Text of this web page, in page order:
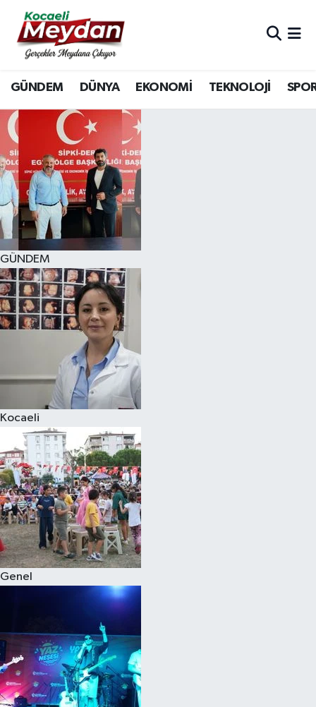
GÜNDEM DÜNYA EKONOMİ TEKNOLOJİ
GÜNDEM
Kocaeli
Genel
Nöbetçi Eczaneler
Hava Durumu
Trafik Durumu
Süper Lig Puan Durumu ve Fikstür
Tüm Manşetler
Son Dakika Haberleri
Haber Arşivi